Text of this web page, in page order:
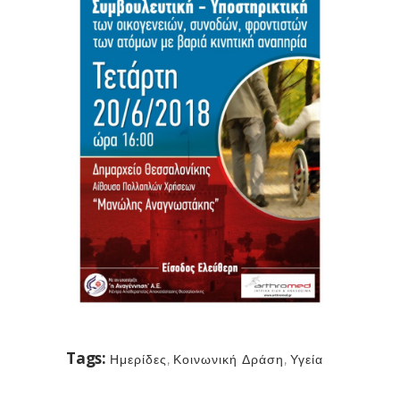
Tags: Ημερίδες, Κοινωνική Δράση, Υγεία